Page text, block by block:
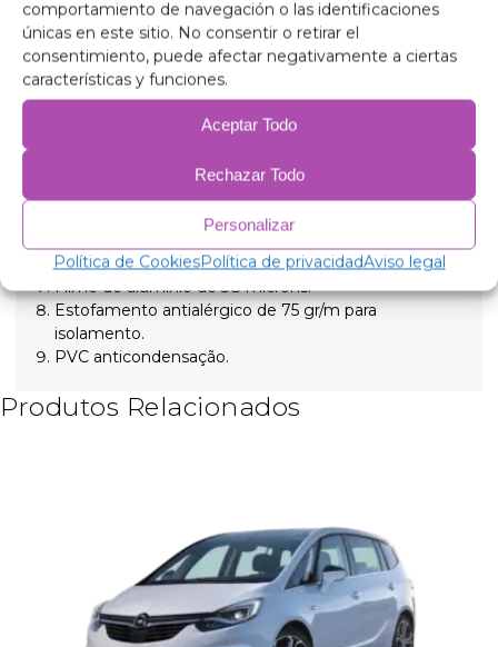
comportamiento de navegación o las identificaciones
únicas en este sitio. No consentir o retirar el
consentimiento, puede afectar negativamente a ciertas
características y funciones.
Aceptar Todo
Rechazar Todo
Personalizar
Política de CookiesPolítica de privacidadAviso legal
fixadas com ventosas de rosca de alta sucção que são
fáceis de remover para fácil instalação.
Composição
Alumínio de 90 mícrons, anti-ultravioleta e
Polietileno expandido de 2 mm.
Polietileno expandido de 2 mm.
Polietileno expandido de 2 mm.
Filme de alumínio de 38 mícrons.
Estofamento antialérgico de 75 gr/m para
isolamento.
PVC anticondensação.
Produtos Relacionados